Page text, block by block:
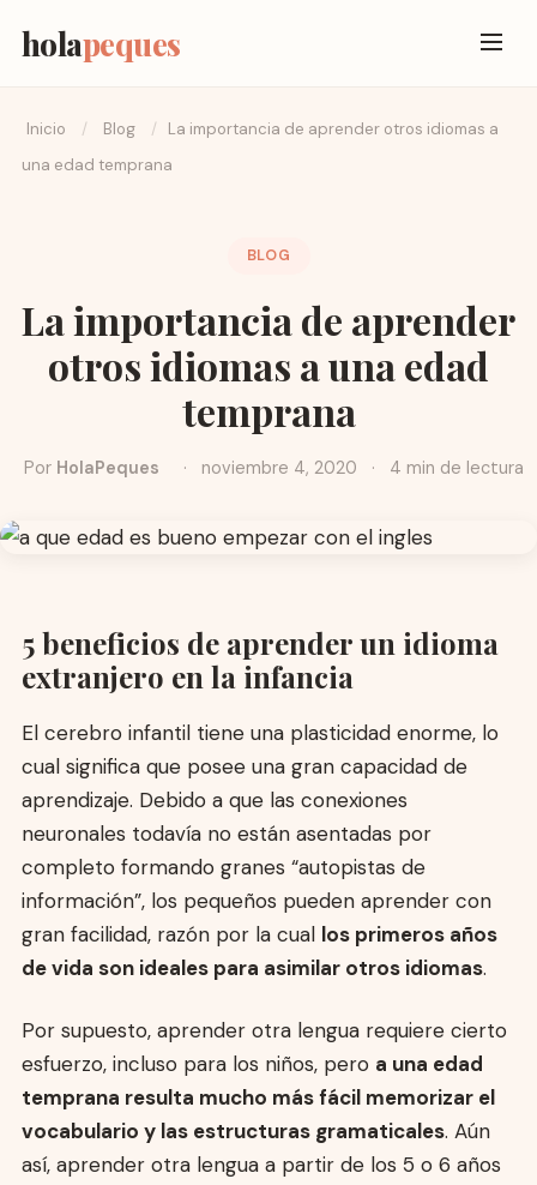
holapeques
Inicio / Blog /
La importancia de aprender otros idiomas a
una edad temprana
BLOG
La importancia de aprender
otros idiomas a una edad
temprana
Por HolaPeques · noviembre 4, 2020 · 4 min de lectura
5 beneficios de aprender un idioma
extranjero en la infancia
El cerebro infantil tiene una plasticidad enorme, lo
cual significa que posee una gran capacidad de
aprendizaje. Debido a que las conexiones
neuronales todavía no están asentadas por
completo formando granes “autopistas de
información”, los pequeños pueden aprender con
gran facilidad, razón por la cual los primeros años
de vida son ideales para asimilar otros idiomas.
Por supuesto, aprender otra lengua requiere cierto
esfuerzo, incluso para los niños, pero a una edad
temprana resulta mucho más fácil memorizar el
vocabulario y las estructuras gramaticales. Aún
así, aprender otra lengua a partir de los 5 o 6 años